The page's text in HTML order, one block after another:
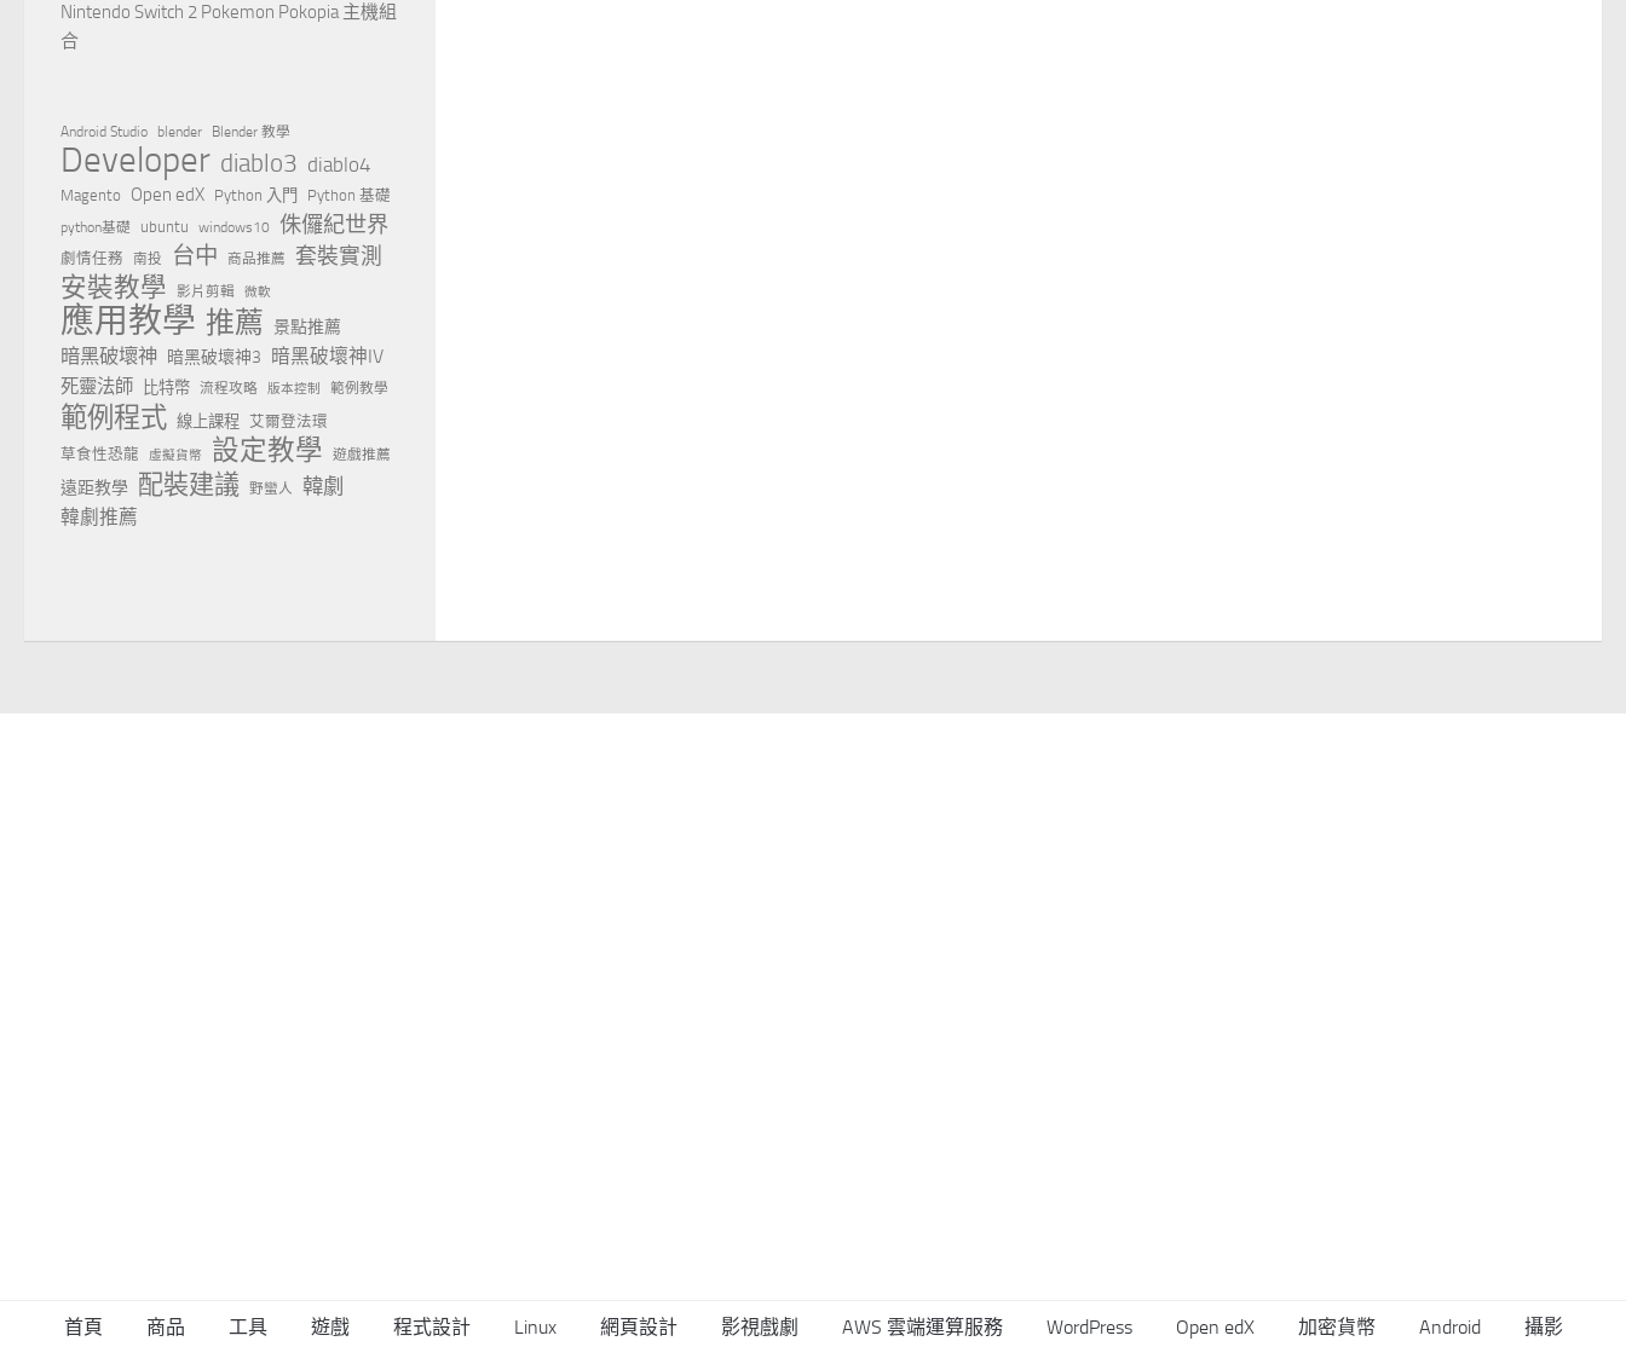
Nintendo Switch 2 Pokemon Pokopia 主機組
合
Android Studio blender Blender 教學
Developer diablo3 diablo4
Magento Open edX Python 入門 Python 基礎
python基礎 ubuntu windows10 侏儸紀世界
劇情任務 南投 台中 商品推薦 套裝實測
安裝教學 影片剪輯 微軟
應用教學 推薦 景點推薦
暗黑破壞神 暗黑破壞神3 暗黑破壞神IV
死靈法師 比特幣 流程攻略 版本控制 範例教學
範例程式 線上課程
艾爾登法環
草食性恐龍
虛擬貨幣 設定教學 遊戲推薦
遠距教學 配裝建議 野蠻人 韓劇
韓劇推薦
首頁 商品 工具 遊戲 程式設計 Linux 網頁設計 影視戲劇 AWS 雲端運算服務 WordPress Open edX 加密貨幣 Android 攝影